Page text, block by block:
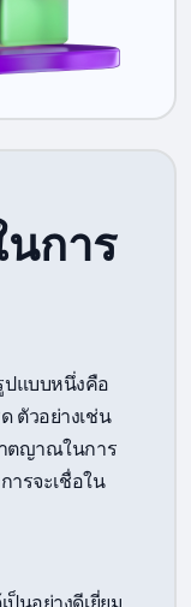
การ
ปแบบหนึ่งคือ
ตัวอย่างเช่น
ตญาณในการ
ารจะเชื่อใน